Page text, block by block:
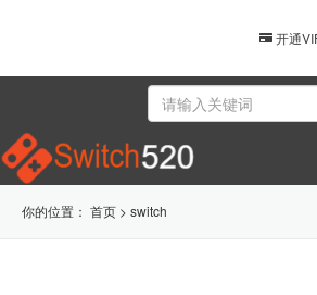
开通
你的位置： 首页 > switch